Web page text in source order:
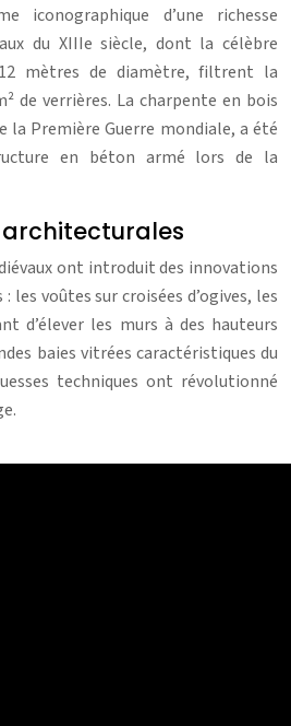
iconographique d’une richesse
du XIIIe siècle, dont la célèbre
mètres de diamètre, filtrent la
de verrières. La charpente en bois
la Première Guerre mondiale, a été
en béton armé lors de la
architecturales
ont introduit des innovations
les voûtes sur croisées d’ogives, les
d’élever les murs à des hauteurs
baies vitrées caractéristiques du
techniques ont révolutionné